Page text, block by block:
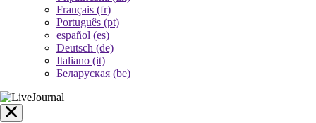
Français (fr)
Português (pt)
español (es)
Deutsch (de)
Italiano (it)
Беларуская (be)